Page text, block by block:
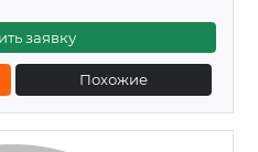
заявку
Похожие